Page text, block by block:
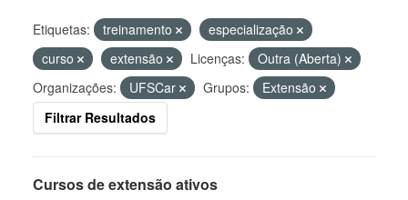
Etiquetas: treinamento
especialização
curso
extensão Licenças:
Outra (Aberta)
Organizações:
UFSCar Grupos:
Extensão
Filtrar Resultados
Cursos de extensão ativos